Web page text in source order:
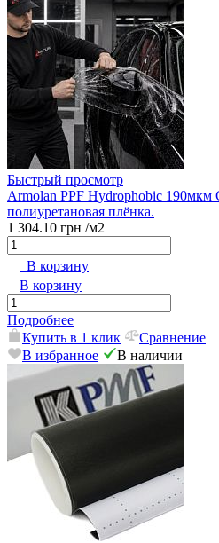
Быстрый просмотр
Armolan PPF Hydrophobic
полиуретановая плёнка.
1 304.10 грн /м2
В корзину
В корзину
Подробнее
Купить в 1 клик
Сравнение
В избранное
В наличии